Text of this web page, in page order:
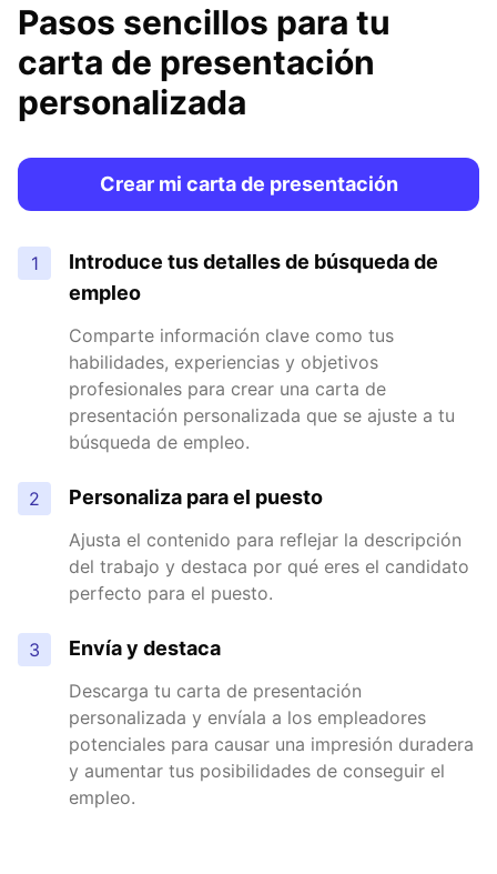
Pasos sencillos para tu
carta de presentación
personalizada
Crear mi carta de presentación
1
Introduce tus detalles de búsqueda de
empleo
Comparte información clave como tus
habilidades, experiencias y objetivos
profesionales para crear una carta de
presentación personalizada que se ajuste a tu
búsqueda de empleo.
2 Personaliza para el puesto
Ajusta el contenido para reflejar la descripción
del trabajo y destaca por qué eres el candidato
perfecto para el puesto.
3 Envía y destaca
Descarga tu carta de presentación
personalizada y envíala a los empleadores
potenciales para causar una impresión duradera
y aumentar tus posibilidades de conseguir el
empleo.